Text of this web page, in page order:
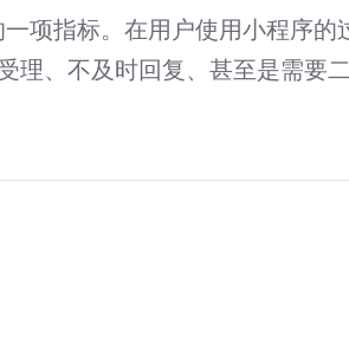
指标。在用户使用小程序的
、不及时回复、甚至是需要